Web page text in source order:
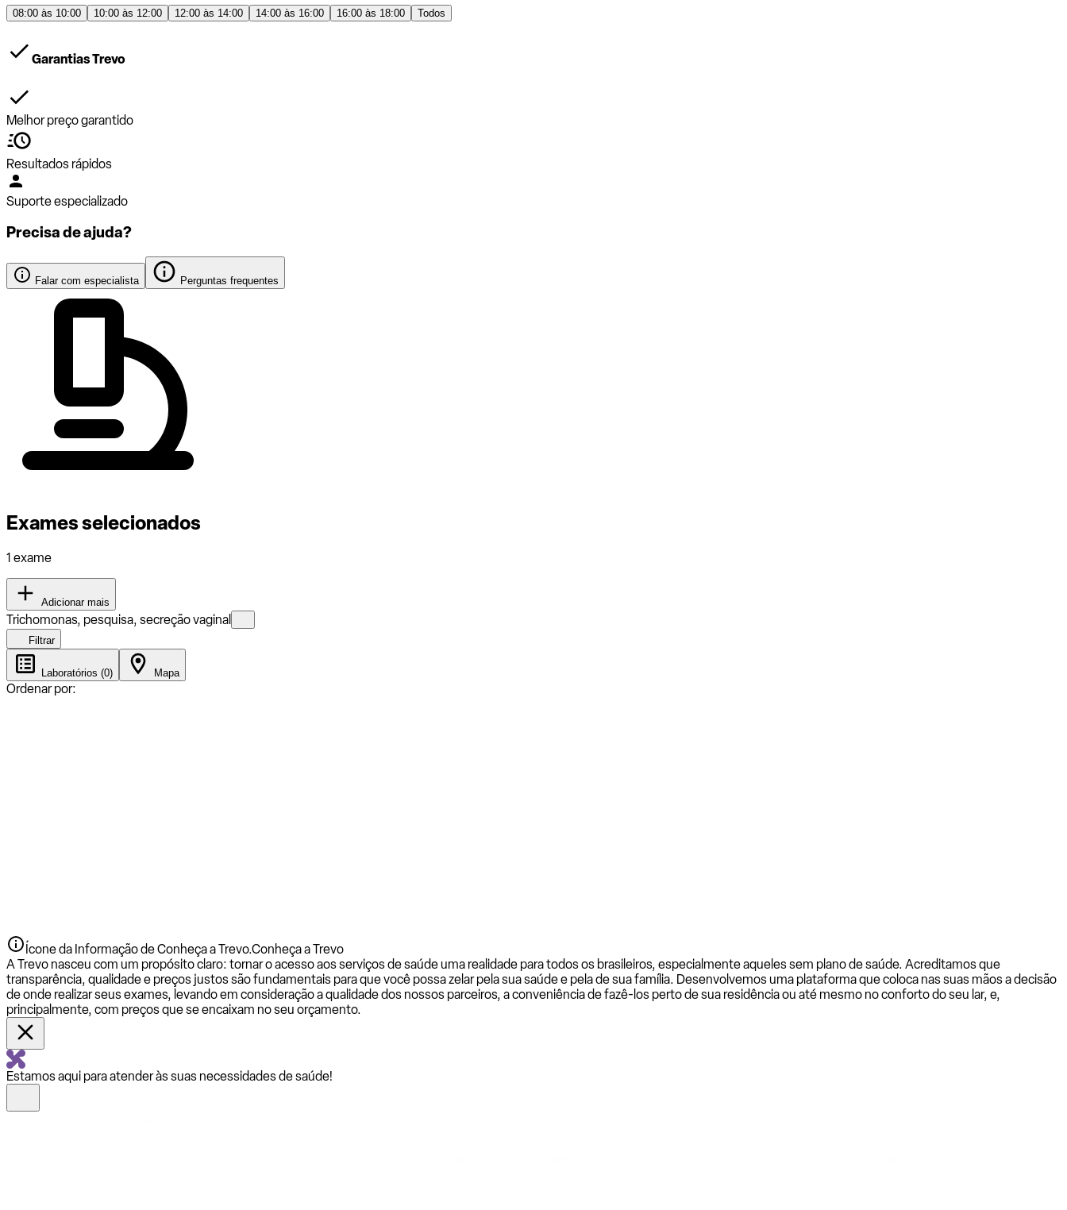
08:00 às 10:00 10:00 às 12:00 12:00 às 14:00 14:00 às 16:00 16:00 às 18:00 Todos
Garantias Trevo
Melhor preço garantido
Resultados rápidos
Suporte especializado
Precisa de ajuda?
Falar com especialista Perguntas frequentes
Exames selecionados
1 exame
Adicionar mais
Trichomonas, pesquisa, secreção vaginal
Filtrar
Laboratórios (0) Mapa
Ordenar por:
Ícone da Informação de Conheça a Trevo.Conheça a Trevo
A Trevo nasceu com um propósito claro: tornar o acesso aos serviços de saúde uma realidade para todos os brasileiros, especialmente aqueles sem plano de saúde. Acreditamos que
transparência, qualidade e preços justos são fundamentais para que você possa zelar pela sua saúde e pela de sua família. Desenvolvemos uma plataforma que coloca nas suas mãos a decisão
de onde realizar seus exames, levando em consideração a qualidade dos nossos parceiros, a conveniência de fazê-los perto de sua residência ou até mesmo no conforto do seu lar, e,
principalmente, com preços que se encaixam no seu orçamento.
Estamos aqui para atender às suas necessidades de saúde!